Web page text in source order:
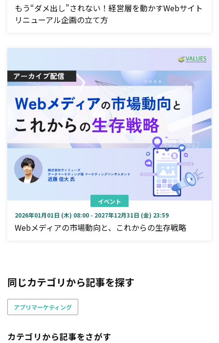
もう“ダメ出し”されない！経営層を動かすWebサイト
リニューアル企画の立て方
イベント
2026年01月01日 (木) 08:00 - 2027年12月31日 (金) 23:59
Webメディアの市場動向と、これからの生存戦略
同じカテゴリから記事を探す
アプリマーケティング
カテゴリから記事をさがす